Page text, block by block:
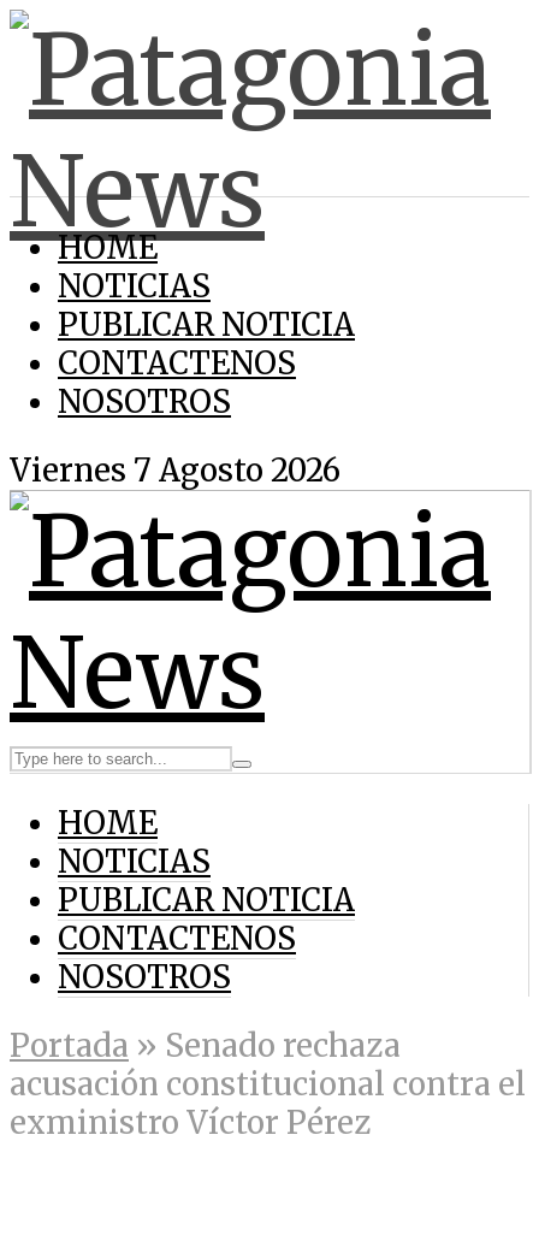
HOME
NOTICIAS
PUBLICAR NOTICIA
CONTACTENOS
NOSOTROS
Viernes 7 Agosto 2026
HOME
NOTICIAS
PUBLICAR NOTICIA
CONTACTENOS
NOSOTROS
Portada » Senado rechaza
acusación constitucional contra el
exministro Víctor Pérez